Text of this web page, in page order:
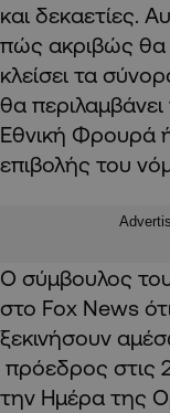
και δεκαετίες.
πώς ακριβώς θα
κλείσει τα
θα
Εθνική Φρουρά
επιβολής του
Ο σύμβουλος
στο Fox News
ξεκινήσουν
πρόεδρος στις
την Ημέρα της